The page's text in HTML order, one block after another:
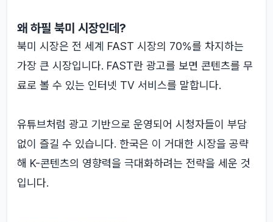
왜 하필 북미 시장인데?
북미 시장은 전 세계 FAST 시장의 70%를 차지하는
가장 큰 시장입니다. FAST란 광고를 보면 콘텐츠를 무
료로 볼 수 있는 인터넷 TV 서비스를 말합니다.
유튜브처럼 광고 기반으로 운영되어 시청자들이 부담
없이 즐길 수 있습니다. 한국은 이 거대한 시장을 공략
해 K-콘텐츠의 영향력을 극대화하려는 전략을 세운 것
입니다.